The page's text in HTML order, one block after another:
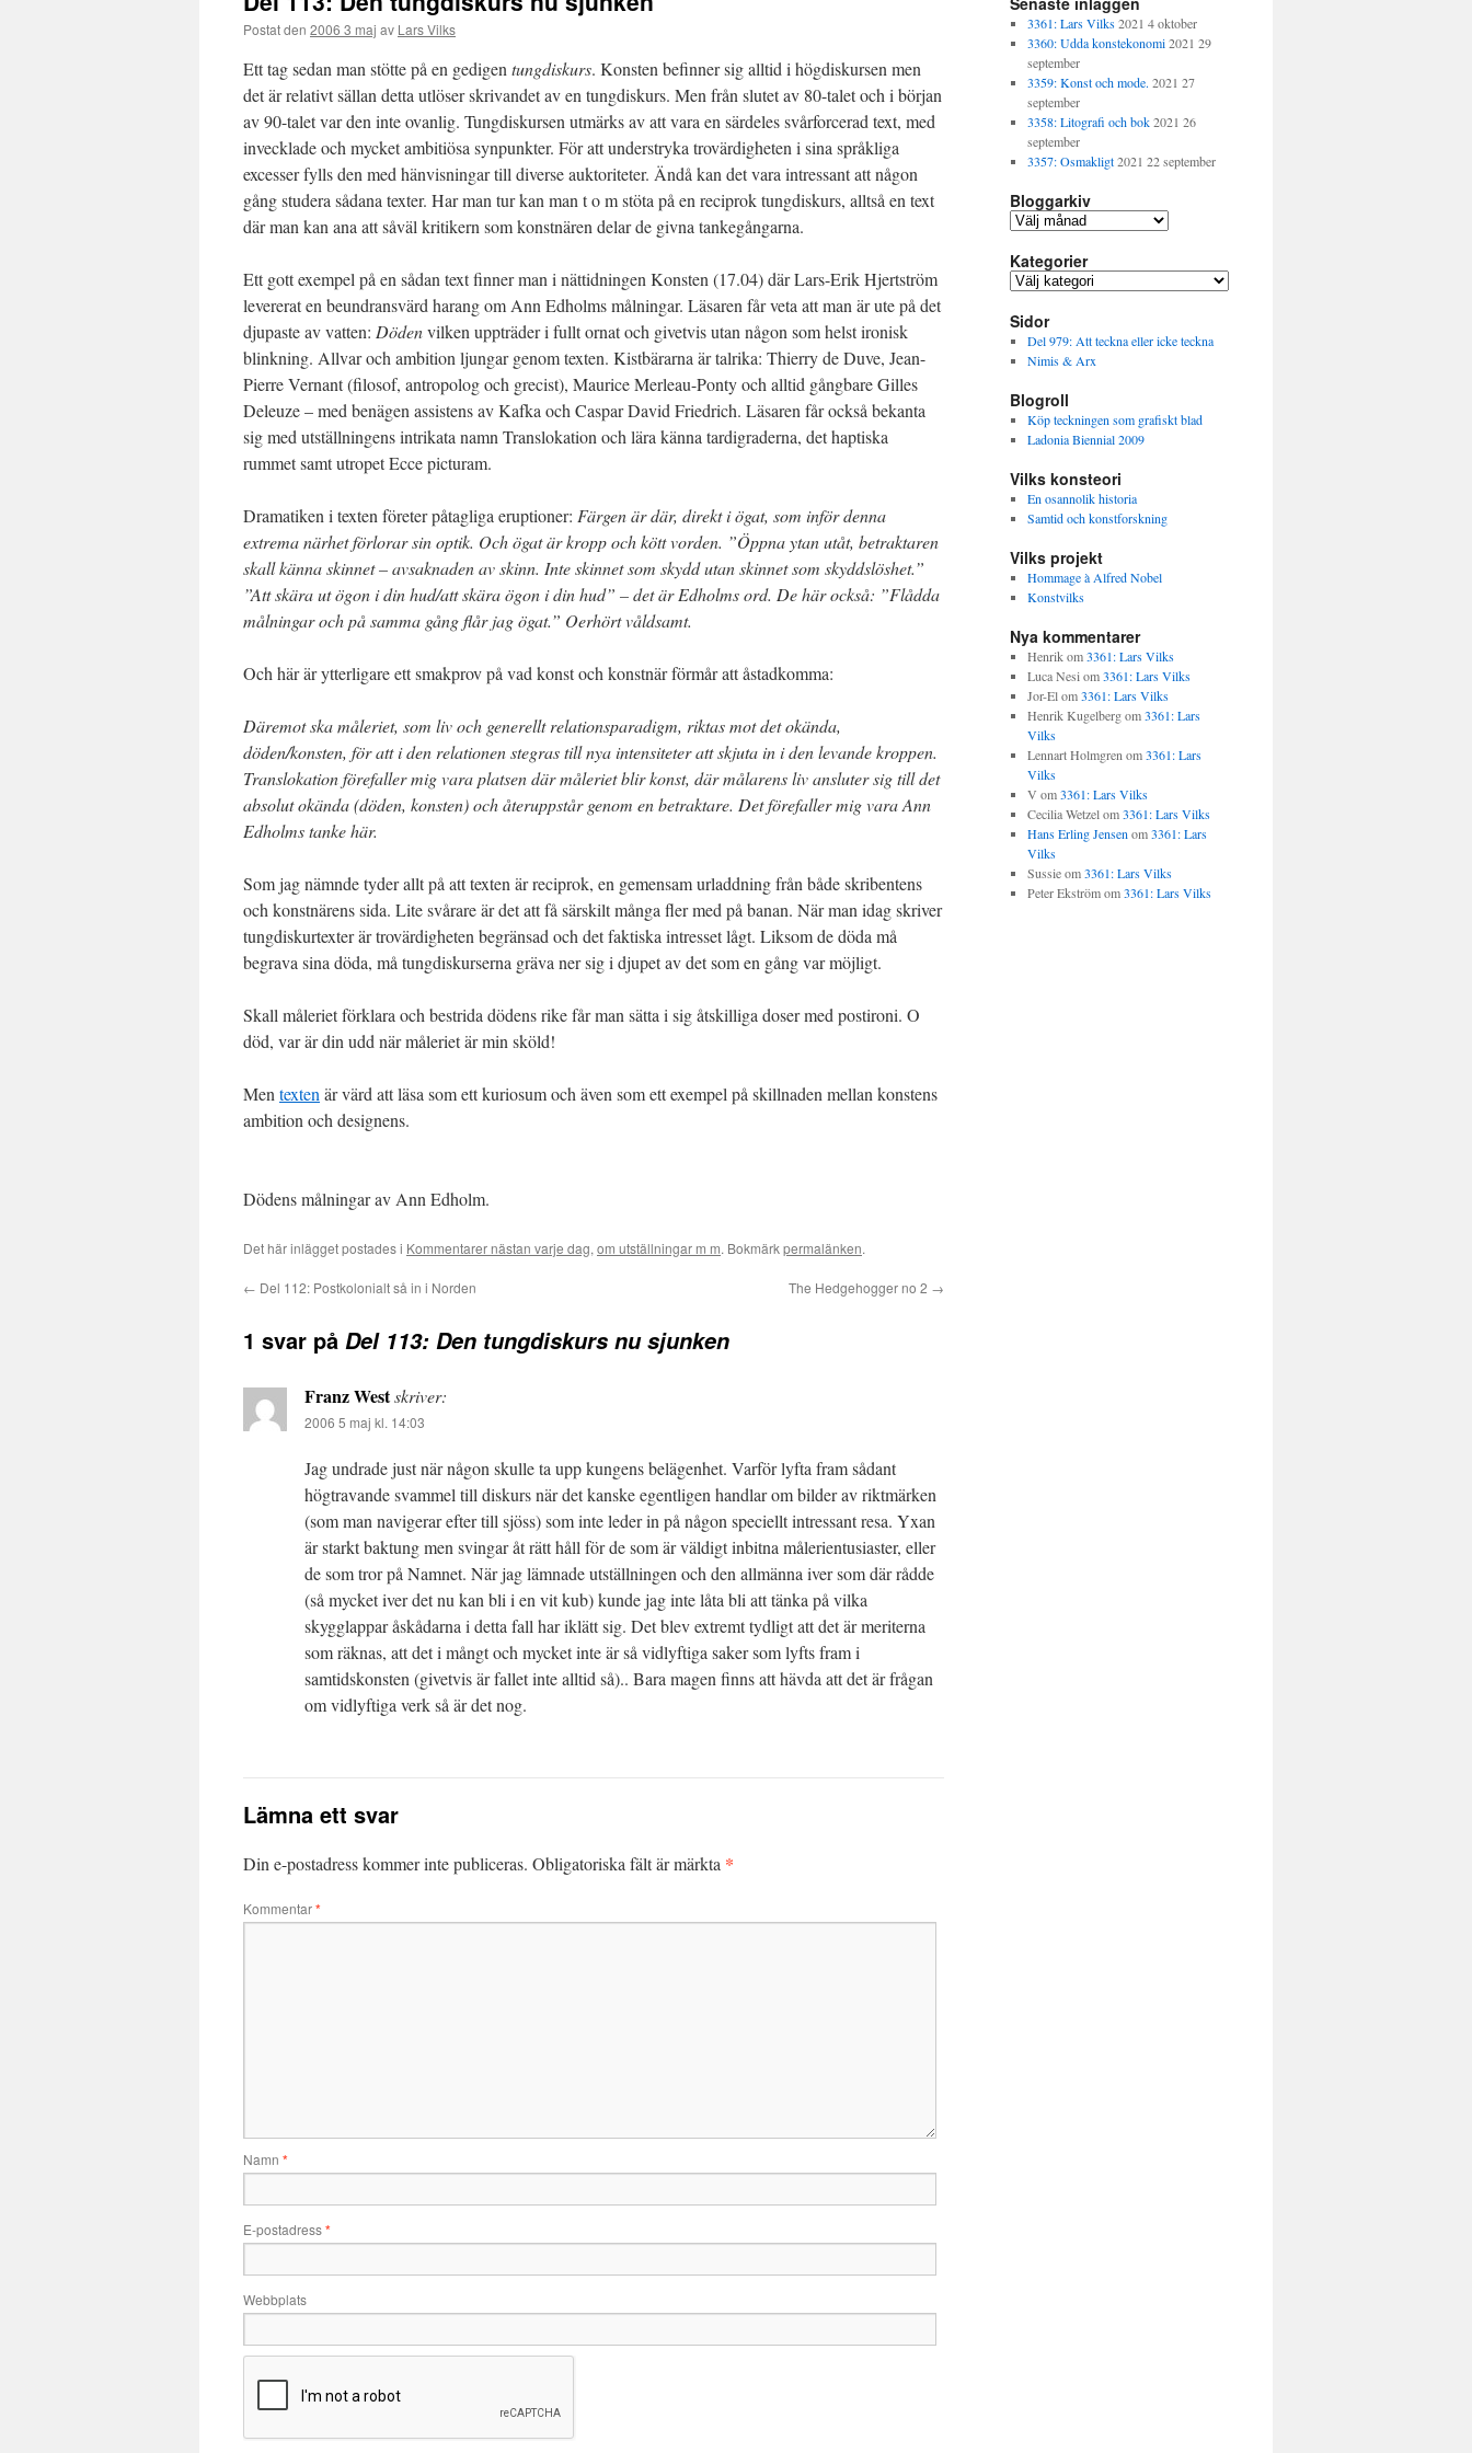
Postat den 2006 3 maj av Lars Vilks
Ett tag sedan man stötte på en gedigen tungdiskurs. Konsten befinner sig alltid i högdiskursen men
det är relativt sällan detta utlöser skrivandet av en tungdiskurs. Men från slutet av 80-talet och i början
av 90-talet var den inte ovanlig. Tungdiskursen utmärks av att vara en särdeles svårforcerad text, med
invecklade och mycket ambitiösa synpunkter. För att understryka trovärdigheten i sina språkliga
excesser fylls den med hänvisningar till diverse auktoriteter. Ändå kan det vara intressant att någon
gång studera sådana texter. Har man tur kan man t o m stöta på en reciprok tungdiskurs, alltså en text
där man kan ana att såväl kritikern som konstnären delar de givna tankegångarna.
Ett gott exempel på en sådan text finner man i nättidningen Konsten (17.04) där Lars-Erik Hjertström
levererat en beundransvärd harang om Ann Edholms målningar. Läsaren får veta att man är ute på det
djupaste av vatten: Dödenvilken uppträder i fullt ornat och givetvis utan någon som helst ironisk
blinkning. Allvar och ambition ljungar genom texten. Kistbärarna är talrika: Thierry de Duve, Jean-
Pierre Vernant (filosof, antropolog och grecist), Maurice Merleau-Ponty och alltid gångbare Gilles
Deleuze – med benägen assistens av Kafka och Caspar David Friedrich. Läsaren får också bekanta
sig med utställningens intrikata namn Translokation och lära känna tardigraderna, det haptiska
rummet samt utropet Ecce picturam.
Dramatiken i texten företer påtagliga eruptioner: Färgen är där, direkt i ögat, som inför denna
extrema närhet förlorar sin optik. Och ögat är kropp och kött vorden. ”Öppna ytan utåt, betraktaren
skall känna skinnet – avsaknaden av skinn. Inte skinnet som skydd utan skinnet som skyddslöshet.”
”Att skära ut ögon i din hud/att skära ögon i din hud” – det är Edholms ord. De här också: ”Flådda
målningar och på samma gång flår jag ögat.” Oerhört våldsamt.
Och här är ytterligare ett smakprov på vad konst och konstnär förmår att åstadkomma:
Däremot ska måleriet, som liv och generellt relationsparadigm, riktas mot det okända,
döden/konsten, för att i den relationen stegras till nya intensiteter att skjuta in i den levande kroppen.
Translokation förefaller mig vara platsen där måleriet blir konst, där målarens liv ansluter sig till det
absolut okända (döden, konsten) och återuppstår genom en betraktare. Det förefaller mig vara Ann
Edholms tanke här.
Som jag nämnde tyder allt på att texten är reciprok, en gemensam urladdning från både skribentens
och konstnärens sida. Lite svårare är det att få särskilt många fler med på banan. När man idag skriver
tungdiskurtexter är trovärdigheten begränsad och det faktiska intresset lågt. Liksom de döda må
begrava sina döda, må tungdiskurserna gräva ner sig i djupet av det som en gång var möjligt.
Skall måleriet förklara och bestrida dödens rike får man sätta i sig åtskilliga doser med postironi. O
död, var är din udd när måleriet är min sköld!
Men texten är värd att läsa som ett kuriosum och även som ett exempel på skillnaden mellan konstens
ambition och designens.
Dödens målningar av Ann Edholm.
Det här inlägget postades i Kommentarer nästan varje dag, om utställningar m m. Bokmärkpermalänken.
← Del 112: Postkolonialt så in i Norden The Hedgehogger no 2 →
1 svar på Del 113: Den tungdiskurs nu sjunken
Franz Westskriver:
2006 5 maj kl. 14:03
Jag undrade just när någon skulle ta upp kungens belägenhet. Varför lyfta fram sådant
högtravande svammel till diskurs när det kanske egentligen handlar om bilder av riktmärken
(som man navigerar efter till sjöss) som inte leder in på någon speciellt intressant resa. Yxan
är starkt baktung men svingar åt rätt håll för de som är väldigt inbitna målerientusiaster, eller
de som tror på Namnet. När jag lämnade utställningen och den allmänna iver som där rådde
(så mycket iver det nu kan bli i en vit kub) kunde jag inte låta bli att tänka på vilka
skygglappar åskådarna i detta fall har iklätt sig. Det blev extremt tydligt att det är meriterna
som räknas, att det i mångt och mycket inte är så vidlyftiga saker som lyfts fram i
samtidskonsten (givetvis är fallet inte alltid så).. Bara magen finns att hävda att det är frågan
om vidlyftiga verk så är det nog.
Lämna ett svar
Din e-postadress kommer inte publiceras. Obligatoriska fält är märkta *
Kommentar*
Namn *
E-postadress*
Webbplats
3361: Lars Vilks 2021 4 oktober
3360: Udda konstekonomi 2021 29
september
3359: Konst och mode. 2021 27
september
3358: Litografi och bok 2021 26
september
3357: Osmakligt 2021 22 september
Bloggarkiv
B
o
g
a
r
k
v
Kategorier
K
t
e
g
r
i
e
Sidor
Del 979: Att teckna eller icke teckna
Nimis & Arx
Blogroll
Köp teckningen som grafiskt blad
Ladonia Biennial 2009
Vilks konsteori
En osannolik historia
Samtid och konstforskning
Vilks projekt
Hommage à Alfred Nobel
Konstvilks
Nya kommentarer
Henrikom3361: Lars Vilks
Luca Nesi om3361: Lars Vilks
Jor-Elom3361: Lars Vilks
Henrik Kugelbergom3361: Lars
Vilks
Lennart Holmgren om3361: Lars
Vilks
V om3361: Lars Vilks
Cecilia Wetzelom3361: Lars Vilks
Hans Erling Jensen om3361: Lars
Vilks
Sussieom3361: Lars Vilks
Peter Ekströmom3361: Lars Vilks